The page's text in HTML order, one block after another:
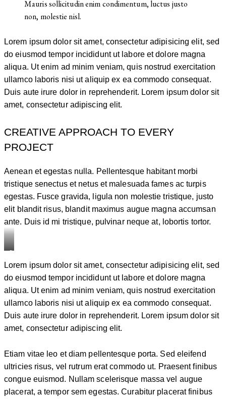
Mauris sollicitudin enim condimentum, luctus justo
non, molestie nisl.
Lorem ipsum dolor sit amet, consectetur adipisicing elit, sed
do eiusmod tempor incididunt ut labore et dolore magna
aliqua. Ut enim ad minim veniam, quis nostrud exercitation
ullamco laboris nisi ut aliquip ex ea commodo consequat.
Duis aute irure dolor in reprehenderit. Lorem ipsum dolor sit
amet, consectetur adipiscing elit.
CREATIVE APPROACH TO EVERY
PROJECT
Aenean et egestas nulla. Pellentesque habitant morbi
tristique senectus et netus et malesuada fames ac turpis
egestas. Fusce gravida, ligula non molestie tristique, justo
elit blandit risus, blandit maximus augue magna accumsan
ante. Duis id mi tristique, pulvinar neque at, lobortis tortor.
Stet
clita
kasd
gubergren,
no
sea
sanctus
labore
et
dolore.
By
Lorem ipsum dolor sit amet, consectetur adipisicing elit, sed
do eiusmod tempor incididunt ut labore et dolore magna
aliqua. Ut enim ad minim veniam, quis nostrud exercitation
ullamco laboris nisi ut aliquip ex ea commodo consequat.
Duis aute irure dolor in reprehenderit. Lorem ipsum dolor sit
amet, consectetur adipiscing elit.
Etiam vitae leo et diam pellentesque porta. Sed eleifend
ultricies risus, vel rutrum erat commodo ut. Praesent finibus
congue euismod. Nullam scelerisque massa vel augue
placerat, a tempor sem egestas. Curabitur placerat finibus